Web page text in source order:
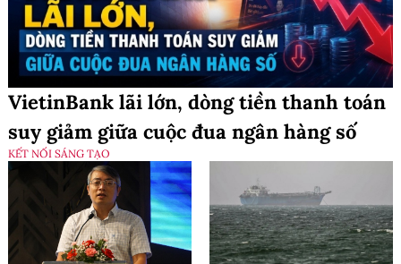
VietinBank lãi lớn, dòng tiền thanh toán
suy giảm giữa cuộc đua ngân hàng số
KẾT NỐI SÁNG TẠO